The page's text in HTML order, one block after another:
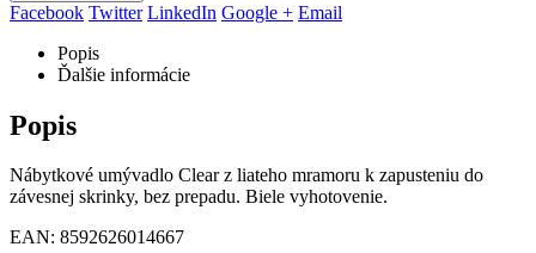
Facebook Twitter LinkedIn Google + Email
Popis
Ďalšie informácie
Popis
Nábytkové umývadlo Clear z liateho mramoru k zapusteniu do
závesnej skrinky, bez prepadu. Biele vyhotovenie.
EAN: 8592626014667